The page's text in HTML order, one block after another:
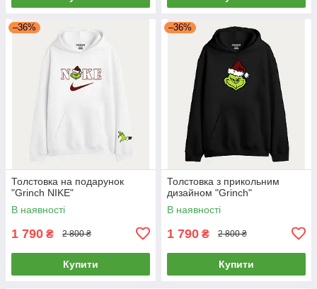
–36%
Толстовка на подарунок
"Grinch NIKE"
В наявності
1 790 ₴ 2 800 ₴
Купити
–36%
Толстовка з прикольним
дизайном "Grinch"
В наявності
1 790 ₴ 2 800 ₴
Купити